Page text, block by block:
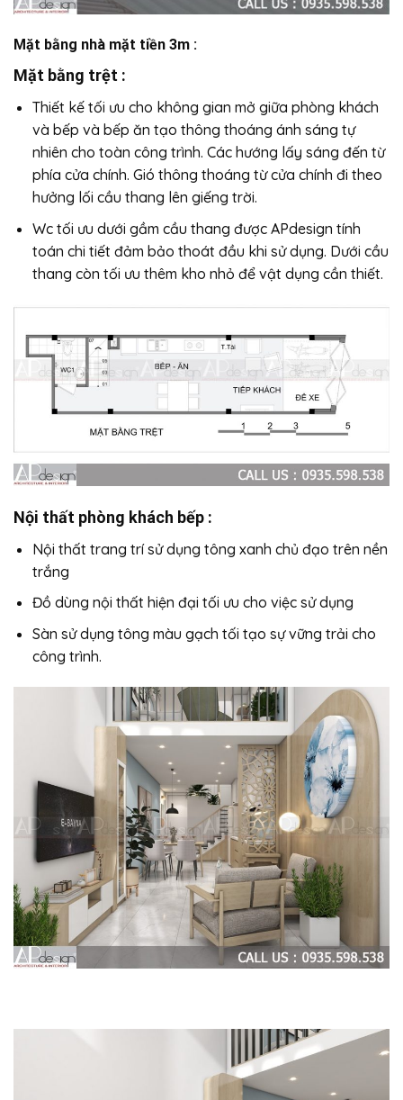
Mặt bằng nhà mặt tiền 3m :
Mặt bằng trệt :
Thiết kế tối ưu cho không gian mở giữa phòng khách
và bếp và bếp ăn tạo thông thoáng ánh sáng tự
nhiên cho toàn công trình. Các hướng lấy sáng đến từ
phía cửa chính. Gió thông thoáng từ cửa chính đi theo
hưởng lối cầu thang lên giếng trời.
Wc tối ưu dưới gầm cầu thang được APdesign tính
toán chi tiết đảm bảo thoát đầu khi sử dụng. Dưới cầu
thang còn tối ưu thêm kho nhỏ để vật dụng cần thiết.
Nội thất phòng khách bếp :
Nội thất trang trí sử dụng tông xanh chủ đạo trên nền
trắng
Đồ dùng nội thất hiện đại tối ưu cho việc sử dụng
Sàn sử dụng tông màu gạch tối tạo sự vững trải cho
công trình.